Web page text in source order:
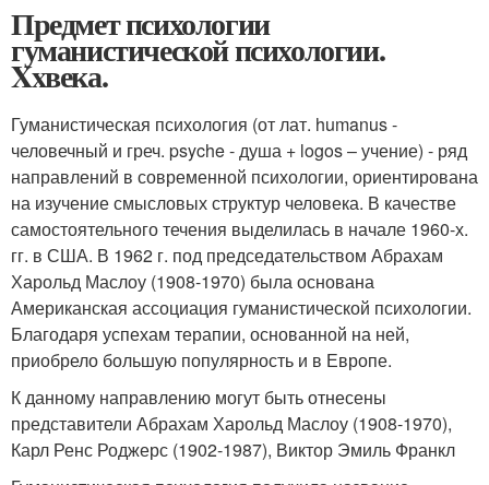
Предмет психологии
гуманистической психологии.
Xxвека.
Гуманистическая психология (от лат. humanus -
человечный и греч. psyche - душа + logos – учение) - ряд
направлений в современной психологии, ориентирована
на изучение смысловых структур человека. В качестве
самостоятельного течения выделилась в начале 1960-х.
гг. в США. В 1962 г. под председательством Абрахам
Харольд Маслоу (1908-1970) была основана
Американская ассоциация гуманистической психологии.
Благодаря успехам терапии, основанной на ней,
приобрело большую популярность и в Европе.
К данному направлению могут быть отнесены
представители Абрахам Харольд Маслоу (1908-1970),
Карл Ренс Роджерс (1902-1987), Виктор Эмиль Франкл